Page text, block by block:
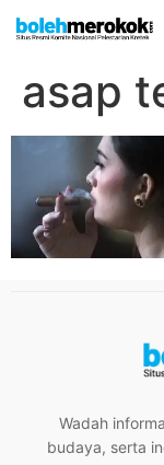
asap
Wadah
budaya, serta